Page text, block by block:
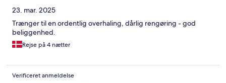
23. mar. 2025
Trænger til en ordentlig overhaling, dårlig rengøring - god
beliggenhed.
Rejse på 4 nætter
Verificeret anmeldelse